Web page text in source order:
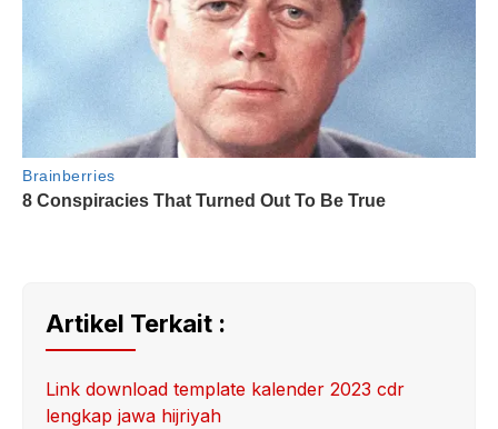
Artikel Terkait :
Link download template kalender 2023 cdr
lengkap jawa hijriyah